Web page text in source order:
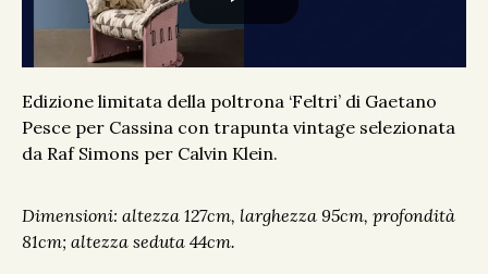
Edizione limitata della poltrona ‘Feltri’ di Gaetano
Pesce per Cassina con trapunta vintage selezionata
da Raf Simons per Calvin Klein.
Dimensioni: altezza 127cm, larghezza 95cm, profondità
81cm; altezza seduta 44cm.